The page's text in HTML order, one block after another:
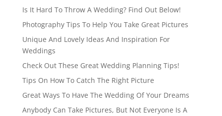
Is It Hard To Throw A Wedding? Find Out Below!
Photography Tips To Help You Take Great Pictures
Unique And Lovely Ideas And Inspiration For
Weddings
Check Out These Great Wedding Planning Tips!
Tips On How To Catch The Right Picture
Great Ways To Have The Wedding Of Your Dreams
Anybody Can Take Pictures, But Not Everyone Is A